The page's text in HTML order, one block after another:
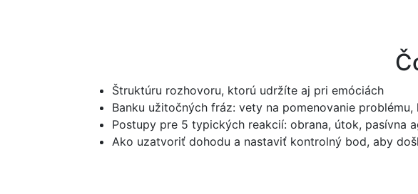
Štruktúru rozhovoru, ktorú udržíte aj pri emóciách
Banku užitočných fráz: vety na pomenovanie
Postupy pre 5 typických reakcií: obrana, útok, pasívna
Ako uzatvoriť dohodu a nastaviť kontrolný bod, aby